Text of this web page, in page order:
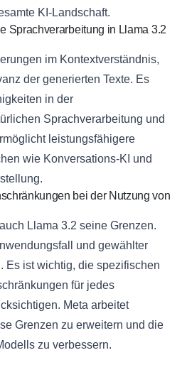
KI-Landschaft.
Sprachverarbeitung in Llama 3.2
im Kontextverständnis,
der generierten Texte. Es
in der
Sprachverarbeitung und
leistungsfähigere
wie Konversations-KI und
bei der Nutzung von
Llama 3.2 seine Grenzen.
und gewählter
Es ist wichtig, die spezifischen
für jedes
Meta arbeitet
Grenzen zu erweitern und die
zu verbessern.